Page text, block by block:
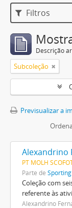
Filtros
Descrição
Subcoleção
Previsualizar a
Alexandrino
PT MOLH
Parte de
Coleção com
referente às
Alexandrino